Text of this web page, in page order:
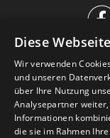
IM
Diese
Wir verwenden
und unseren
über Ihre Nutzung
Analysepartner
Informationen
die sie im Rahmen